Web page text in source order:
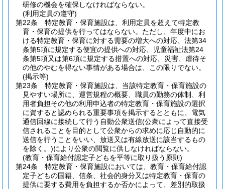
研修の機会を確保しなければならない。
(利用定員の遵守)
第22条
特定教育・保育施設は、利用定員を超えて特定教
育・保育の提供を行ってはならない。 ただし、年度中にお
ける特定教育・保育に対する需要の増大への対応、法第34
条第5項に規定する便宜の提供への対応、児童福祉法第24
条第5項又は第6項に規定する措置への対応、災害、虐待そ
の他のやむを得ない事情がある場合は、この限りでない。
(掲示等)
第23条
特定教育・保育施設は、当該特定教育・保育施設の
見やすい場所に、運営規程の概要、職員の勤務の体制、利
用者負担その他の利用申込者の特定教育・保育施設の選択
に資すると認められる重要事項を掲示するとともに、電気
通信回線に接続して行う自動公衆送信(公衆によって直接受
信されることを目的として公衆からの求めに応じ自動的に
送信を行うことをいい、放送又は有線放送に該当するもの
を除く。)により公衆の閲覧に供しなければならない。
(教育・保育給付認定子どもを平等に取り扱う原則)
第24条
特定教育・保育施設においては、教育・保育給付認
定子どもの国籍、信条、社会的身分又は特定教育・保育の
提供に要する費用を負担するか否かによって、差別的取扱